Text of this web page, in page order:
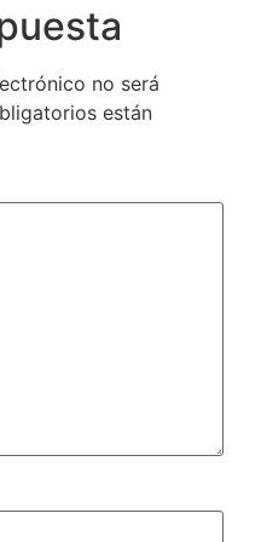
no será
están